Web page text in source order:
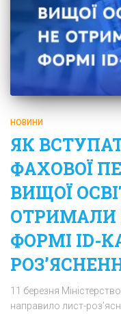
НОВИНИ
ЯК
ФАХОВОЇ
ВИЩОЇ
ОТРИМАЛИ
ФОРМІ ID-
11 березня
направило лист-